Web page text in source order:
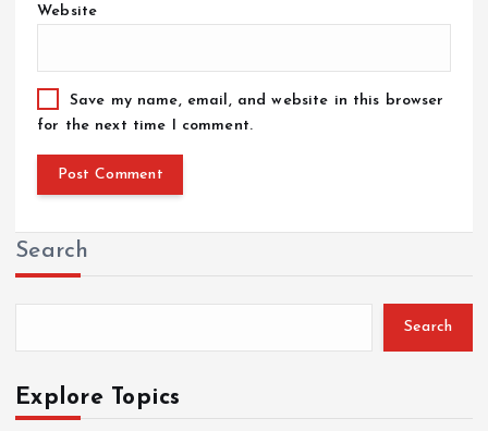
Website
Save my name, email, and website in this browser
for the next time I comment.
Search
Search
Explore Topics